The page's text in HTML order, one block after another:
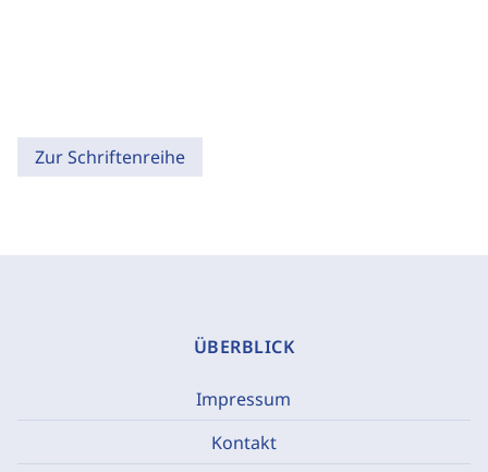
Zur Schriftenreihe
ÜBERBLICK
Impressum
Kontakt